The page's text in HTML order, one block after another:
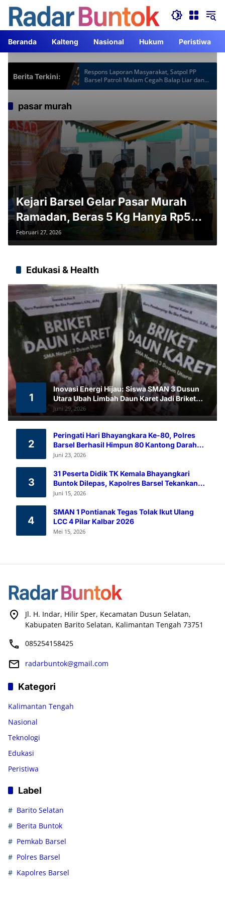
Langsung
konten
Beranda Kalteng Nasional Hukum Peristiwa
Berita Terkini:
Gardu
Lebih
Respons Laporan Masyarakat, Satpol PP
Barsel Patroli Malam Cegah Balap Liar dan
Knalpot Brong
pasar murah
Kejari Barsel Gelar Pasar Murah
Ramadan, Beras 5 Kg Hanya Rp50
Ribu
Februari 27, 2026
Edukasi & Health
1
Inovasi Energi Hijau: Siswa SMAN 3 Dusun
Utara Ubah Limbah Daun Karet Jadi Briket
Ramah Lingkungan
Juni 29, 2026
2
Peringati Hari Bhayangkara Ke-80, Polres
Barsel Berhasil Himpun 80 Kantong Darah
Melalui Aksi Donor Darah
Juni 23, 2026
3
31 Peserta Didik TK Kemala Bhayangkari
Buntok Dilepas, Kapolres Barsel Tekankan
Pendidikan Karakter
Juni 15, 2026
4
SMAN 1 Pontianak Tegas Tolak Ikut Ulang
LCC 4 Pilar Kalbar 2026
Mei 15, 2026
Jl. H. Indar, Hilir Sper, Kecamatan Dusun Selatan,
Kabupaten Barito Selatan, Kalimantan Tengah 73751
085254158425
radarbuntok@gmail.com
Kategori
Kalimantan Tengah
Nasional
Teknologi
Edukasi
Peristiwa
Label
Barito Selatan
Berita Buntok
Pemkab Barsel
Polres Barsel
Kapolres Barsel